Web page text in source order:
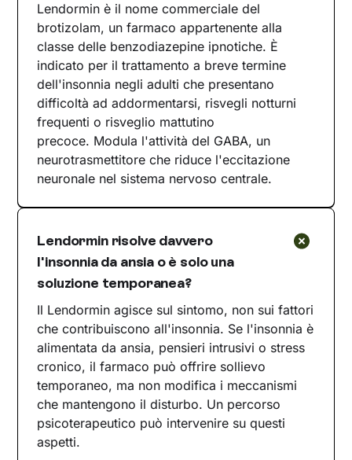
Lendormin è il nome commerciale del
brotizolam, un farmaco appartenente alla
classe delle benzodiazepine ipnotiche. È
indicato per il trattamento a breve termine
dell'insonnia negli adulti che presentano
difficoltà ad addormentarsi, risvegli notturni
frequenti o risveglio mattutino
precoce. Modula l'attività del GABA, un
neurotrasmettitore che riduce l'eccitazione
neuronale nel sistema nervoso centrale.
Lendormin risolve davvero
l'insonnia da ansia o è solo una
soluzione temporanea?
Il Lendormin agisce sul sintomo, non sui fattori
che contribuiscono all'insonnia. Se l'insonnia è
alimentata da ansia, pensieri intrusivi o stress
cronico, il farmaco può offrire sollievo
temporaneo, ma non modifica i meccanismi
che mantengono il disturbo. Un percorso
psicoterapeutico può intervenire su questi
aspetti.